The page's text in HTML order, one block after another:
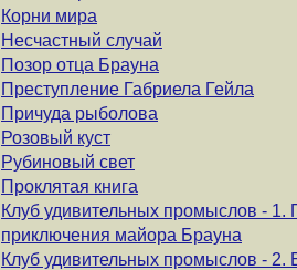
Корни мира
Несчастный случай
Позор отца Брауна
Преступление Габриела Гейла
Причуда рыболова
Розовый куст
Рубиновый свет
Проклятая книга
Клуб удивительных промыслов -
приключения майора Брауна
Клуб удивительных промыслов - 2.